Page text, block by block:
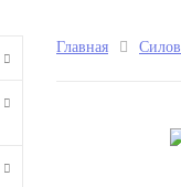
Главная